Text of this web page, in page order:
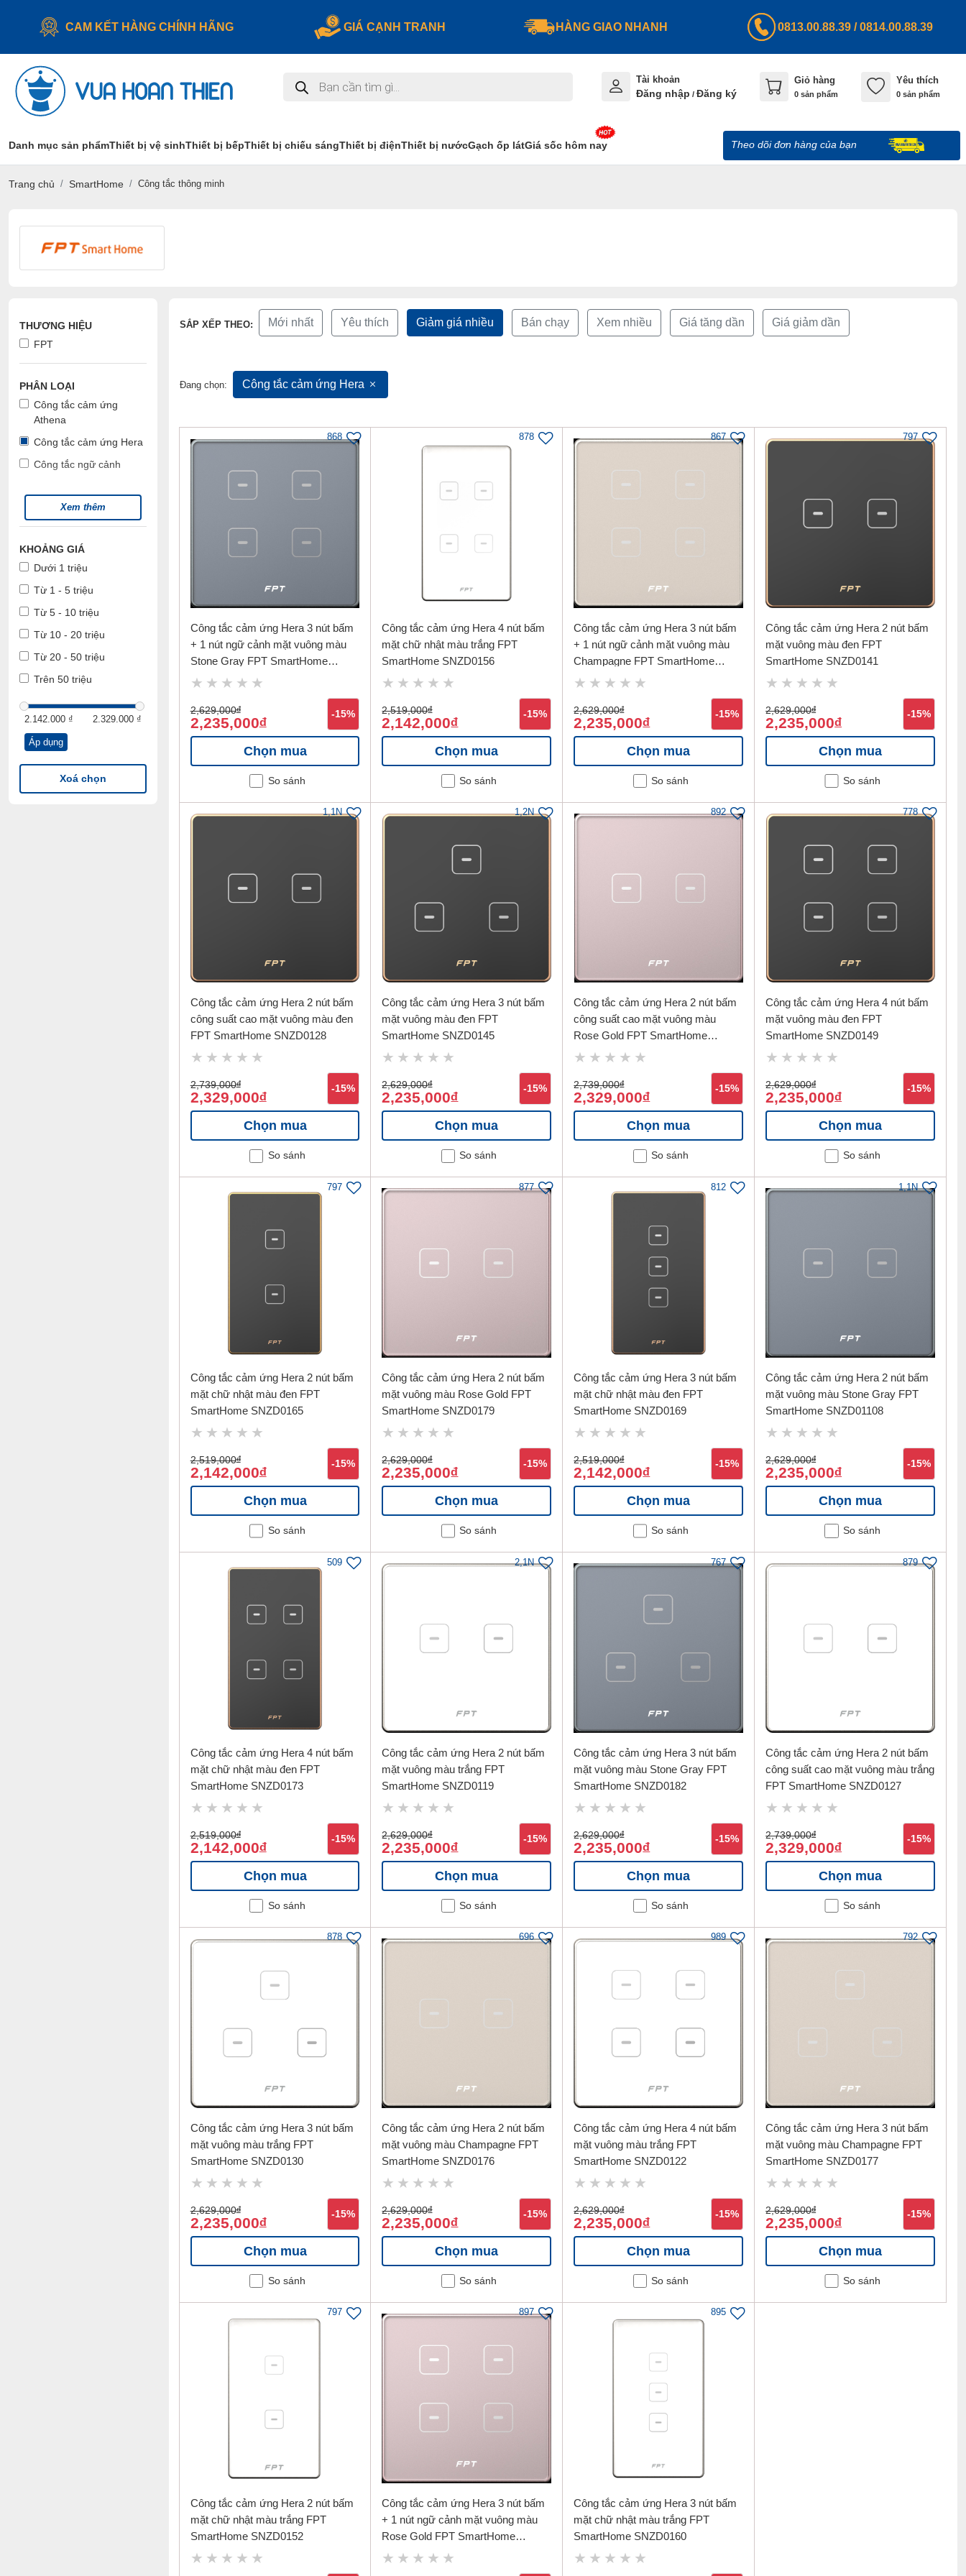
CAM KẾT HÀNG CHÍNH HÃNG GIÁ CẠNH TRANH HÀNG GIAO NHANH 0813.00.88.39 /0814.00.88.39
kiếm
sản
Tài khoản
Đăng nhập / Đăng ký
Giỏ hàng
0 sản phẩm
Yêu thích
0 sản phẩm
Danh mục sản phẩmThiết bị vệ sinhThiết bị bếpThiết bị chiếu sángThiết bị điệnThiết bị nướcGạch ốp látGiá sốc hôm nay Theo dõi đơn hàng của bạn
Trang chủ SmartHome Công tắc thông minh
THƯƠNG HIỆU
FPT
PHÂN LOẠI
Công tắc cảm ứng
Athena
Công tắc cảm ứng Hera
Công tắc ngữ cảnh
Xem thêm
KHOẢNG GIÁ
Dưới 1 triệu
Từ 1 - 5 triệu
Từ 5 - 10 triệu
Từ 10 - 20 triệu
Từ 20 - 50 triệu
Trên 50 triệu
Áp dụng
2.142.000 ₫ 2.329.000 ₫
Xoá chọn
SẮP XẾP THEO: Mới nhất Yêu thích Giảm giá nhiều Bán chạy Xem nhiều Giá tăng dần Giá giảm dần
Đang chọn: Công tắc cảm ứng Hera
868
Công tắc cảm ứng Hera 3 nút bấm
+ 1 nút ngữ cảnh mặt vuông màu
Stone Gray FPT SmartHome
SNZD0183
2,629,000đ
2,235,000đ
-15%
Chọn mua
So sánh
878
Công tắc cảm ứng Hera 4 nút bấm
mặt chữ nhật màu trắng FPT
SmartHome SNZD0156
2,519,000đ
2,142,000đ
-15%
Chọn mua
So sánh
867
Công tắc cảm ứng Hera 3 nút bấm
+ 1 nút ngữ cảnh mặt vuông màu
Champagne FPT SmartHome
SNZD0178
2,629,000đ
2,235,000đ
-15%
Chọn mua
So sánh
797
Công tắc cảm ứng Hera 2 nút bấm
mặt vuông màu đen FPT
SmartHome SNZD0141
2,629,000đ
2,235,000đ
-15%
Chọn mua
So sánh
1,1N
Công tắc cảm ứng Hera 2 nút bấm
công suất cao mặt vuông màu đen
FPT SmartHome SNZD0128
2,739,000đ
2,329,000đ
-15%
Chọn mua
So sánh
1,2N
Công tắc cảm ứng Hera 3 nút bấm
mặt vuông màu đen FPT
SmartHome SNZD0145
2,629,000đ
2,235,000đ
-15%
Chọn mua
So sánh
892
Công tắc cảm ứng Hera 2 nút bấm
công suất cao mặt vuông màu
Rose Gold FPT SmartHome
SNZD0129
2,739,000đ
2,329,000đ
-15%
Chọn mua
So sánh
778
Công tắc cảm ứng Hera 4 nút bấm
mặt vuông màu đen FPT
SmartHome SNZD0149
2,629,000đ
2,235,000đ
-15%
Chọn mua
So sánh
797
Công tắc cảm ứng Hera 2 nút bấm
mặt chữ nhật màu đen FPT
SmartHome SNZD0165
2,519,000đ
2,142,000đ
-15%
Chọn mua
So sánh
877
Công tắc cảm ứng Hera 2 nút bấm
mặt vuông màu Rose Gold FPT
SmartHome SNZD0179
2,629,000đ
2,235,000đ
-15%
Chọn mua
So sánh
812
Công tắc cảm ứng Hera 3 nút bấm
mặt chữ nhật màu đen FPT
SmartHome SNZD0169
2,519,000đ
2,142,000đ
-15%
Chọn mua
So sánh
1,1N
Công tắc cảm ứng Hera 2 nút bấm
mặt vuông màu Stone Gray FPT
SmartHome SNZD01108
2,629,000đ
2,235,000đ
-15%
Chọn mua
So sánh
509
Công tắc cảm ứng Hera 4 nút bấm
mặt chữ nhật màu đen FPT
SmartHome SNZD0173
2,519,000đ
2,142,000đ
-15%
Chọn mua
So sánh
2,1N
Công tắc cảm ứng Hera 2 nút bấm
mặt vuông màu trắng FPT
SmartHome SNZD0119
2,629,000đ
2,235,000đ
-15%
Chọn mua
So sánh
767
Công tắc cảm ứng Hera 3 nút bấm
mặt vuông màu Stone Gray FPT
SmartHome SNZD0182
2,629,000đ
2,235,000đ
-15%
Chọn mua
So sánh
879
Công tắc cảm ứng Hera 2 nút bấm
công suất cao mặt vuông màu trắng
FPT SmartHome SNZD0127
2,739,000đ
2,329,000đ
-15%
Chọn mua
So sánh
878
Công tắc cảm ứng Hera 3 nút bấm
mặt vuông màu trắng FPT
SmartHome SNZD0130
2,629,000đ
2,235,000đ
-15%
Chọn mua
So sánh
696
Công tắc cảm ứng Hera 2 nút bấm
mặt vuông màu Champagne FPT
SmartHome SNZD0176
2,629,000đ
2,235,000đ
-15%
Chọn mua
So sánh
989
Công tắc cảm ứng Hera 4 nút bấm
mặt vuông màu trắng FPT
SmartHome SNZD0122
2,629,000đ
2,235,000đ
-15%
Chọn mua
So sánh
792
Công tắc cảm ứng Hera 3 nút bấm
mặt vuông màu Champagne FPT
SmartHome SNZD0177
2,629,000đ
2,235,000đ
-15%
Chọn mua
So sánh
797
Công tắc cảm ứng Hera 2 nút bấm
mặt chữ nhật màu trắng FPT
SmartHome SNZD0152
897
Công tắc cảm ứng Hera 3 nút bấm
+ 1 nút ngữ cảnh mặt vuông màu
Rose Gold FPT SmartHome
SNZD0181
895
Công tắc cảm ứng Hera 3 nút bấm
mặt chữ nhật màu trắng FPT
SmartHome SNZD0160